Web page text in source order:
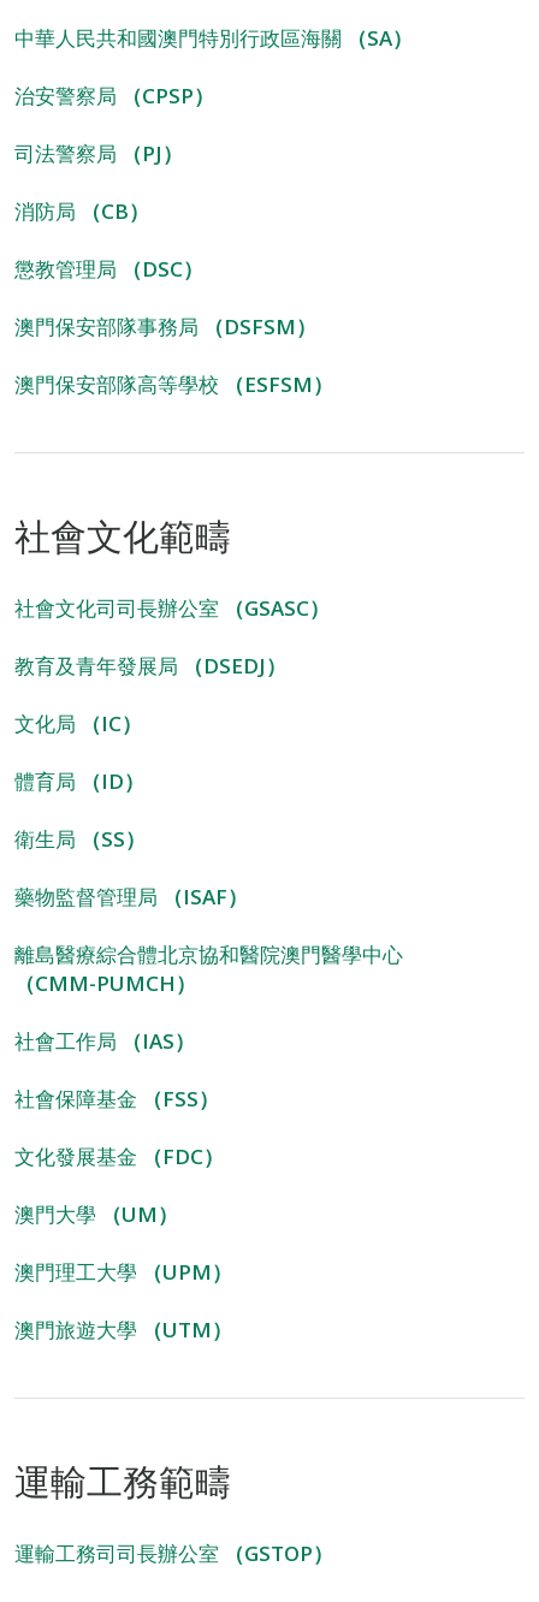
中華人民共和國澳門特別行政區海關 （SA）
治安警察局 （CPSP）
司法警察局 （PJ）
消防局 （CB）
懲教管理局 （DSC）
澳門保安部隊事務局 （DSFSM）
澳門保安部隊高等學校 （ESFSM）
社會文化範疇
社會文化司司長辦公室 （GSASC）
教育及青年發展局 （DSEDJ）
文化局 （IC）
體育局 （ID）
衛生局 （SS）
藥物監督管理局 （ISAF）
離島醫療綜合體北京協和醫院澳門醫學中心
（CMM-PUMCH）
社會工作局 （IAS）
社會保障基金 （FSS）
文化發展基金 （FDC）
澳門大學 （UM）
澳門理工大學 （UPM）
澳門旅遊大學 （UTM）
運輸工務範疇
運輸工務司司長辦公室 （GSTOP）